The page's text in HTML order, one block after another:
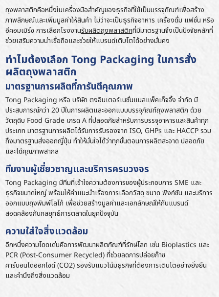
ถุงพลาสติกคือหนึ่งในเครื่องมือสำคัญของธุรกิจที่ใช้เป็นบรรจุภัณฑ์เพื่อสร้าง
ภาพลักษณ์และเพิ่มมูลค่าให้สินค้า ไม่ว่าจะเป็นธุรกิจอาหาร เครื่องดื่ม แฟชั่น หรือ
อีคอมเมิร์ซ การเลือกโรงงานรับผลิตถุงพลาสติกที่มีมาตรฐานจึงเป็นปัจจัยหลักที่
ช่วยเสริมความน่าเชื่อถือและช่วยให้แบรนด์เติบโตได้อย่างมั่นคง
ทำไมต้องเลือก Tong Packaging ในการสั่ง
ผลิตถุงพลาสติก
มาตรฐานการผลิตที่การันตีคุณภาพ
Tong Packaging หรือ บริษัท ตงอินเตอร์เนชั่นแนลแพ็คเก็จจิ้ง จำกัด มี
ประสบการณ์กว่า 20 ปีในการผลิตและออกแบบบรรจุภัณฑ์ถุงพลาสติก ด้วย
วัตถุดิบ Food Grade เกรด A ที่ปลอดภัยสำหรับการบรรจุอาหารและสินค้าทุก
ประเภท มาตรฐานการผลิตได้รับการรับรองจาก ISO, GHPs และ HACCP รวม
ถึงมาตรฐานส่งออกญี่ปุ่น ทำให้มั่นใจได้ว่าทุกขั้นตอนการผลิตสะอาด ปลอดภัย
และได้คุณภาพสากล
ทีมงานผู้เชี่ยวชาญและบริการครบวงจร
Tong Packaging มีทีมที่เข้าใจความต้องการของผู้ประกอบการ SME และ
ธุรกิจขนาดใหญ่ พร้อมให้คำแนะนำเรื่องการเลือกวัสดุ ขนาด ฟังก์ชัน และบริการ
ออกแบบถุงพิมพ์โลโก้ เพื่อช่วยสร้างมูลค่าและเอกลักษณ์ให้กับแบรนด์
สอดคล้องกับกลยุทธ์การตลาดในยุคปัจจุบัน
ความใส่ใจสิ่งแวดล้อม
อีกหนึ่งความโดดเด่นคือการพัฒนาผลิตภัณฑ์ที่รักษ์โลก เช่น Bioplastics และ
PCR (Post-Consumer Recycled) ที่ช่วยลดการปล่อยก๊าซ
คาร์บอนไดออกไซด์ (CO2) รองรับแนวโน้มธุรกิจที่ต้องการเติบโตอย่างยั่งยืน
และคำนึงถึงสิ่งแวดล้อม